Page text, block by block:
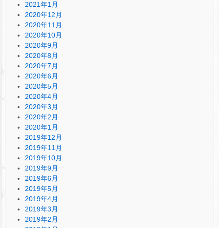
2021年1月
2020年12月
2020年11月
2020年10月
2020年9月
2020年8月
2020年7月
2020年6月
2020年5月
2020年4月
2020年3月
2020年2月
2020年1月
2019年12月
2019年11月
2019年10月
2019年9月
2019年6月
2019年5月
2019年4月
2019年3月
2019年2月